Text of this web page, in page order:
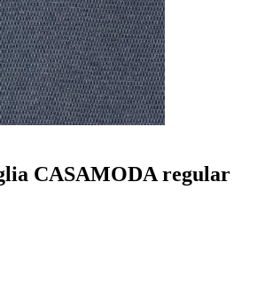
CASAMODA regular